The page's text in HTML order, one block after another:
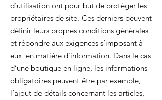
d'utilisation ont pour but de protéger les
propriétaires de site. Ces derniers peuvent
définir leurs propres conditions générales
et répondre aux exigences s’imposant à
eux en matière d’information. Dans le cas
d’une boutique en ligne, les informations
obligatoires peuvent être par exemple,
l’ajout de détails concernant les articles,